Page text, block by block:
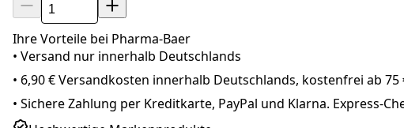
Ihre Vorteile bei Pharma-Baer
• Versand nur innerhalb Deutschlands
• 6,90 € Versandkosten innerhalb Deutschlands, kostenfrei ab
• Sichere Zahlung per Kreditkarte, PayPal und Klarna. Express-